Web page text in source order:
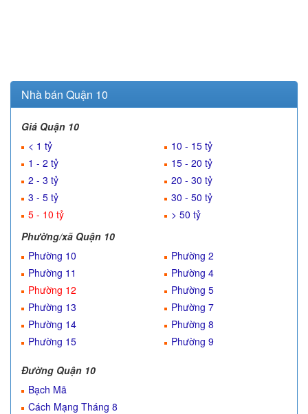
Nhà bán Quận 10
Giá Quận 10
< 1 tỷ
1 - 2 tỷ
2 - 3 tỷ
3 - 5 tỷ
5 - 10 tỷ
10 - 15 tỷ
15 - 20 tỷ
20 - 30 tỷ
30 - 50 tỷ
> 50 tỷ
Phường/xã Quận 10
Phường 10
Phường 11
Phường 12
Phường 13
Phường 14
Phường 15
Phường 2
Phường 4
Phường 5
Phường 7
Phường 8
Phường 9
Đường Quận 10
Bạch Mã
Cách Mạng Tháng 8